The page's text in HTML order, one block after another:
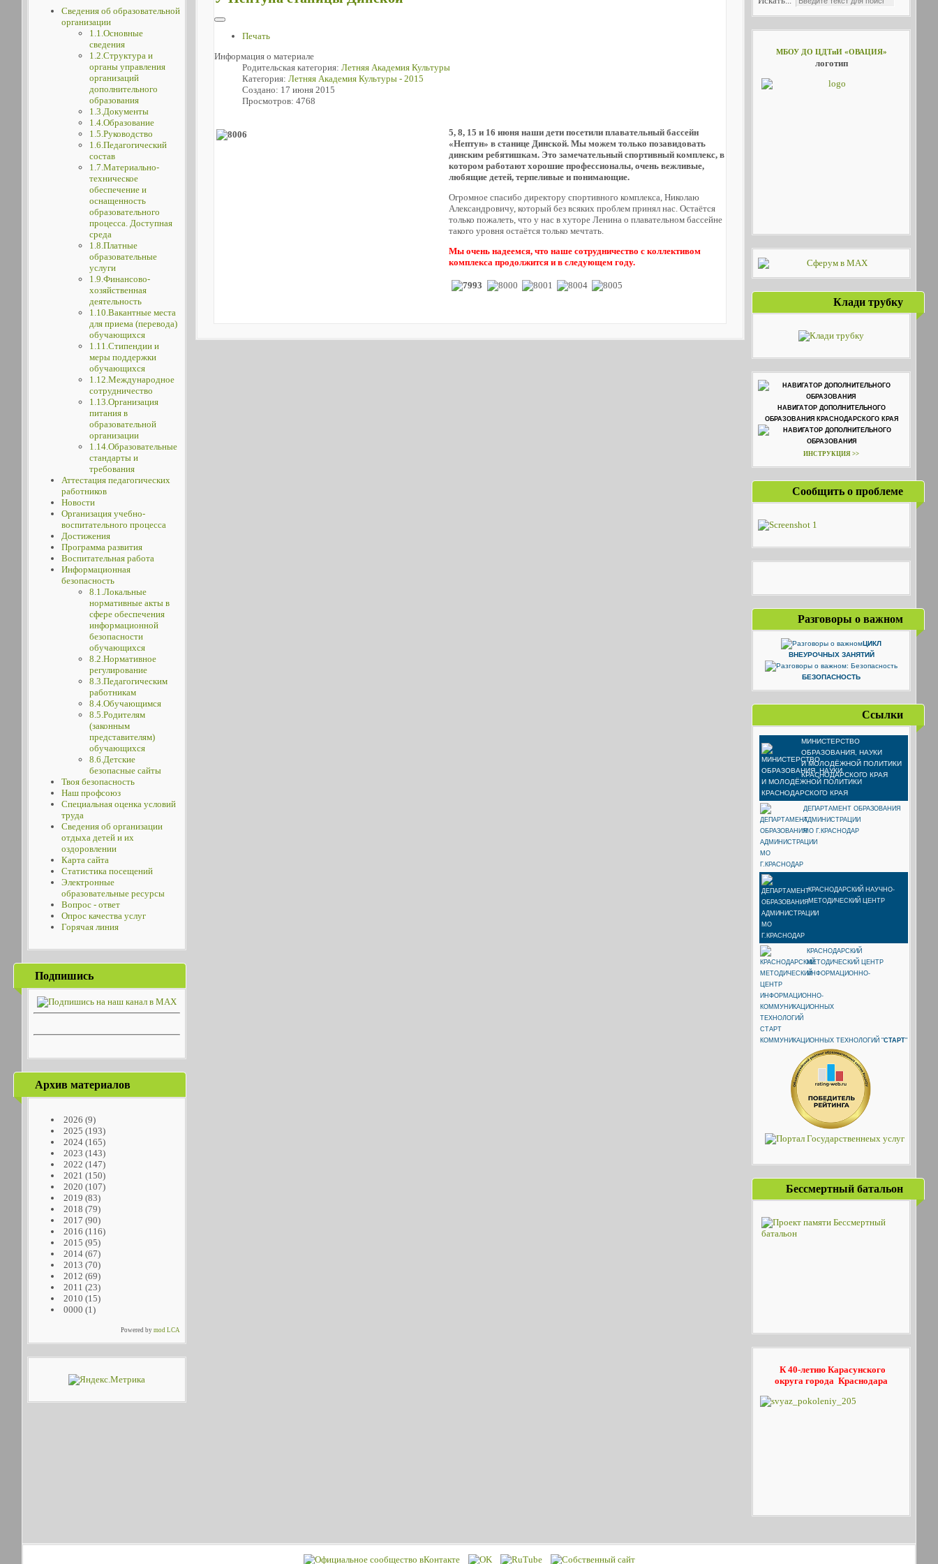
Сведения об образовательной
организации
1.1.Основные
сведения
1.2.Структура и
органы управления
организаций
дополнительного
образования
1.3.Документы
1.4.Образование
1.5.Руководство
1.6.Педагогический
состав
1.7.Материально-
техническое
обеспечение и
оснащенность
образовательного
процесса. Доступная
среда
1.8.Платные
образовательные
услуги
1.9.Финансово-
хозяйственная
деятельность
1.10.Вакантные места
для приема (перевода)
обучающихся
1.11.Стипендии и
меры поддержки
обучающихся
1.12.Международное
сотрудничество
1.13.Организация
питания в
образовательной
организации
1.14.Образовательные
стандарты и
требования
Аттестация педагогических
работников
Новости
Организация учебно-
воспитательного процесса
Достижения
Программа развития
Воспитательная работа
Информационная
безопасность
8.1.Локальные
нормативные акты в
сфере обеспечения
информационной
безопасности
обучающихся
8.2.Нормативное
регулирование
8.3.Педагогическим
работникам
8.4.Обучающимся
8.5.Родителям
(законным
представителям)
обучающихся
8.6.Детские
безопасные сайты
Твоя безопасность
Наш профсоюз
Специальная оценка условий
труда
Сведения об организации
отдыха детей и их
оздоровлении
Карта сайта
Статистика посещений
Электронные
образовательные ресурсы
Вопрос - ответ
Опрос качества услуг
Горячая линия
Подпишись
Архив материалов
2026 (9)
2025 (193)
2024(165)
2023 (143)
2022 (147)
2021 (150)
2020 (107)
2019 (83)
2018 (79)
2017 (90)
2016 (116)
2015 (95)
2014(67)
2013 (70)
2012 (69)
2011 (23)
2010 (15)
0000 (1)
Powered bymod LCA
Печать
Информация о материале
Родительская категория:Летняя Академия Культуры
Категория:Летняя Академия Культуры - 2015
Создано: 17 июня 2015
Просмотров: 4768
5, 8, 15 и 16 июня наши дети посетили плавательный бассейн
«Нептун» в станице Динской. Мы можем только позавидовать
динским ребятишкам. Это замечательный спортивный комплекс, в
котором работают хорошие профессионалы, очень вежливые,
любящие детей, терпеливые и понимающие.
Огромное спасибо директору спортивного комплекса, Николаю
Александровичу, который без всяких проблем принял нас. Остаётся
только пожалеть, что у нас в хуторе Ленина о плавательном бассейне
такого уровня остаётся только мечтать.
Мы очень надеемся, что наше сотрудничество с коллективом
комплекса продолжится и в следующем году.
МБОУ ДО ЦДТиИ «ОВАЦИЯ»
логотип
Клади трубку
НАВИГАТОР ДОПОЛНИТЕЛЬНОГО
ОБРАЗОВАНИЯ КРАСНОДАРСКОГО КРАЯ
ИНСТРУКЦИЯ >>
Сообщить о проблеме
Разговоры о важном
ЦИКЛ
ВНЕУРОЧНЫХ ЗАНЯТИЙ
БЕЗОПАСНОСТЬ
Ссылки
МИНИСТЕРСТВО
ОБРАЗОВАНИЯ, НАУКИ
И МОЛОДЁЖНОЙ ПОЛИТИКИ
КРАСНОДАРСКОГО КРАЯ
ДЕПАРТАМЕНТ ОБРАЗОВАНИЯ
АДМИНИСТРАЦИИ
МО Г.КРАСНОДАР
КРАСНОДАРСКИЙ НАУЧНО-
МЕТОДИЧЕСКИЙ ЦЕНТР
КРАСНОДАРСКИЙ
МЕТОДИЧЕСКИЙ ЦЕНТР
ИНФОРМАЦИОННО-
КОММУНИКАЦИОННЫХ ТЕХНОЛОГИЙ "СТАРТ"
Бессмертный батальон
К 40-летию Карасунского
округа города Краснодара